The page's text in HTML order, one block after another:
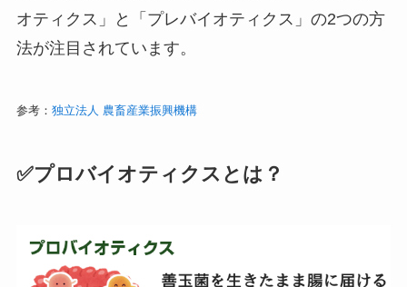
オティクス」と「プレバイオティクス」の2つの方
法が注目されています。
参考： 独立法人 農畜産業振興機構
✅プロバイオティクスとは？